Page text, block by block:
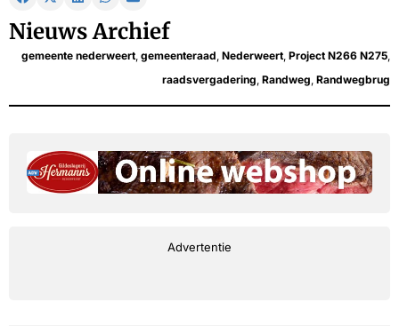
Nieuws Archief
gemeente nederweert gemeenteraad Nederweert Project N266 N275
raadsvergadering Randweg Randwegbrug
Advertentie